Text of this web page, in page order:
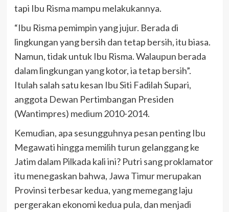
tapi Ibu Risma mampu melakukannya.
“Ibu Risma pemimpin yang jujur. Berada di
lingkungan yang bersih dan tetap bersih, itu biasa.
Namun, tidak untuk Ibu Risma. Walaupun berada
dalam lingkungan yang kotor, ia tetap bersih”.
Itulah salah satu kesan Ibu Siti Fadilah Supari,
anggota Dewan Pertimbangan Presiden
(Wantimpres) medium 2010-2014.
Kemudian, apa sesungguhnya pesan penting Ibu
Megawati hingga memilih turun gelanggang ke
Jatim dalam Pilkada kali ini? Putri sang proklamator
itu menegaskan bahwa, Jawa Timur merupakan
Provinsi terbesar kedua, yang memegang laju
pergerakan ekonomi kedua pula, dan menjadi